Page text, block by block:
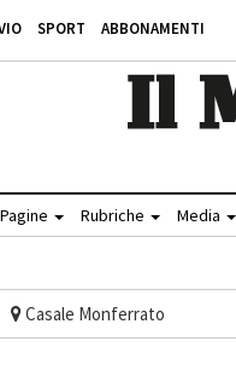
SPORT ABBONAMENTI
Pagine Rubriche Media
Casale Monferrato